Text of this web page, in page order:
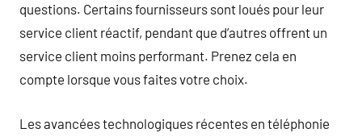
questions. Certains fournisseurs sont loués pour leur
service client réactif, pendant que d’autres offrent un
service client moins performant. Prenez cela en
compte lorsque vous faites votre choix.
Les avancées technologiques récentes en téléphonie